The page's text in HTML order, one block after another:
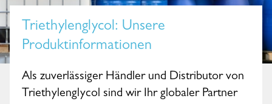
Triethylenglycol: Unsere
Produktinformationen
Als zuverlässiger Händler und Distributor von
Triethylenglycol sind wir Ihr globaler Partner